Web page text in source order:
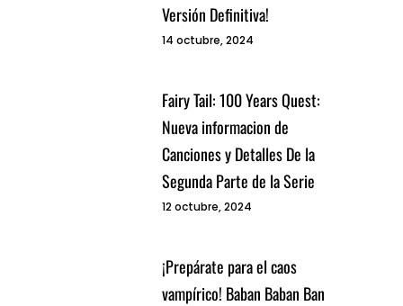
Versión Definitiva!
14 octubre, 2024
Fairy Tail: 100 Years Quest:
Nueva informacion de
Canciones y Detalles De la
Segunda Parte de la Serie
12 octubre, 2024
¡Prepárate para el caos
vampírico! Baban Baban Ban